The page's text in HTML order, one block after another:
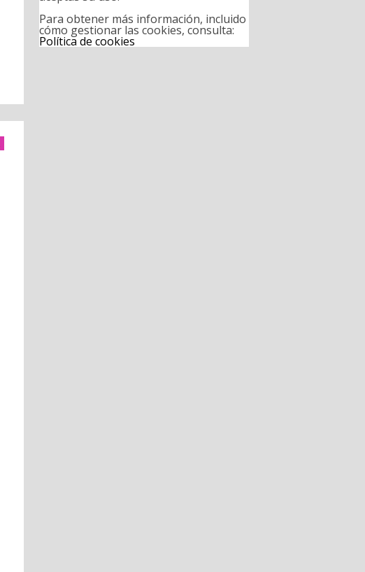
Para obtener más información, incluido
cómo gestionar las cookies, consulta:
Política de cookies